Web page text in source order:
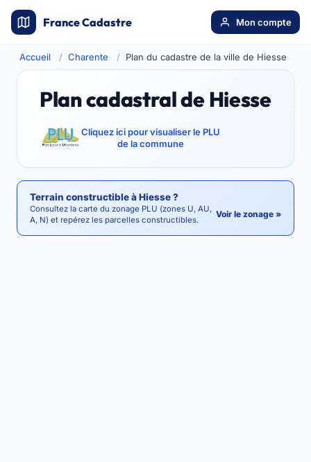
France Cadastre Mon compte
Accueil Charente Plan du cadastre de la ville de Hiesse
Plan cadastral de Hiesse
Cliquez ici pour visualiser le PLU
de la commune
Terrain constructible à Hiesse ?
Consultez la carte du zonage PLU (zones U, AU,
A, N) et repérez les parcelles constructibles.
Voir le zonage »